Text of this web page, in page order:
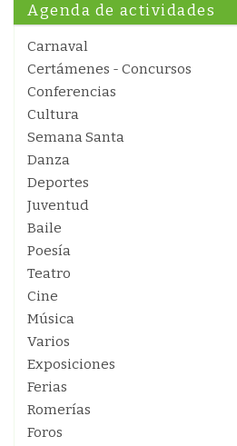
Agenda de actividades
Carnaval
Certámenes - Concursos
Conferencias
Cultura
Semana Santa
Danza
Deportes
Juventud
Baile
Poesía
Teatro
Cine
Música
Varios
Exposiciones
Ferias
Romerías
Foros